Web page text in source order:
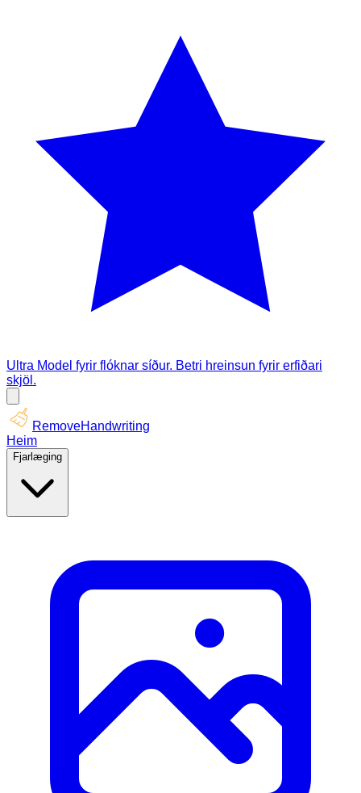
Ultra Model fyrir flóknar síður. Betri hreinsun fyrir erfiðari
skjöl.
RemoveHandwriting
Heim
Fjarlæging